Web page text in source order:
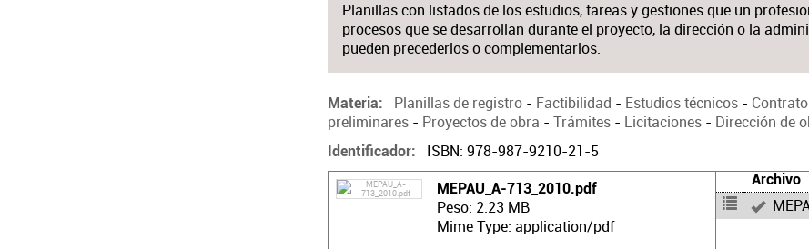
Planillas con listados de los estudios, tareas y gestiones que un
procesos que se desarrollan durante el proyecto, la dirección o la
pueden precederlos o complementarlos.
Materia Planillas de registro- Factibilidad - Estudios técnicos-
preliminares - Proyectos de obra -Trámites - Licitaciones - Dirección de
Identificador ISBN: 978-987-9210-21-5
MEPAU_A-713_2010.pdf
Peso: 2.23 MB
Mime Type: application/pdf
Archivo